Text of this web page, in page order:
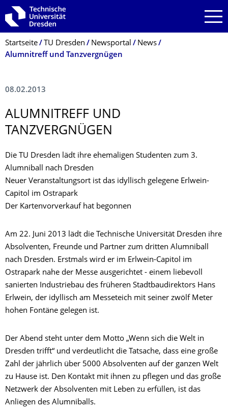
Zur Hauptnavigation springen
Zur Suche springen
Zum Inhalt springen
Breadcrumb-Menü
Startseite TU Dresden Newsportal
News
Alumnitreff und Tanzvergnügen
08.02.2013
ALUMNITREFF UND
TANZVERGNÜGEN
Die TU Dresden lädt ihre ehemaligen Studenten zum 3.
Alumniball nach Dresden
Neuer Veranstaltungsort ist das idyllisch gelegene Erlwein-
Capitol im Ostrapark
Der Kartenvorverkauf hat begonnen
Am 22. Juni 2013 lädt die Technische Universität Dresden ihre
Absolventen, Freunde und Partner zum dritten Alumniball
nach Dresden. Erstmals wird er im Erlwein-Capitol im
Ostrapark nahe der Messe ausgerichtet - einem liebevoll
sanierten Industriebau des früheren Stadtbaudirektors Hans
Erlwein, der idyllisch am Messeteich mit seiner zwölf Meter
hohen Fontäne gelegen ist.
Der Abend steht unter dem Motto „Wenn sich die Welt in
Dresden trifft“ und verdeutlicht die Tatsache, dass eine große
Zahl der jährlich über 5000 Absolventen auf der ganzen Welt
zu Hause ist. Den Kontakt mit ihnen zu pflegen und das große
Netzwerk der Absolventen mit Leben zu erfüllen, ist das
Anliegen des Alumniballs.